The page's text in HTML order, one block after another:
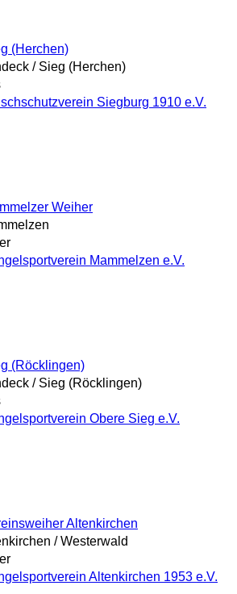
(Herchen)
/ Sieg (Herchen)
Siegburg 1910 e.V.
Weiher
Mammelzen e.V.
(Röcklingen)
/ Sieg (Röcklingen)
Obere Sieg e.V.
Altenkirchen
/ Westerwald
Altenkirchen 1953 e.V.